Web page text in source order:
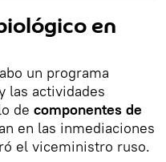
en
un programa
las actividades
de componentes de
en las inmediaciones
el viceministro ruso.